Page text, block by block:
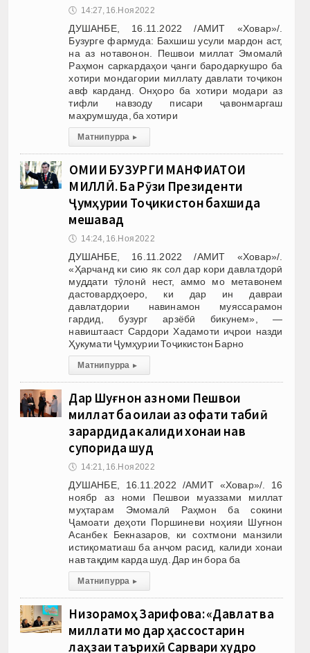
🕔 14:27, 16.Ноя 2022
ДУШАНБЕ, 16.11.2022 /АМИТ «Ховар»/.
Бузурге фармуда: Бахшиш усули мардон аст,
на аз нотавонон. Пешвои миллат Эмомалӣ
Раҳмон саркардаҳои ҷанги бародаркушро ба
хотири мондагории миллату давлати тоҷикон
авф карданд. Онҳоро ба хотири модари аз
тифли навзоду писари ҷавонмаргаш
маҳрумшуда, ба хотири
Матни пурра ▸
ҲОМИИ БУЗУРГИ МАНФИАТҲОИ
МИЛЛӢ. Ба Рӯзи Президенти
Ҷумҳурии Тоҷикистон бахшида
мешавад
🕔 14:24, 16.Ноя 2022
ДУШАНБЕ, 16.11.2022 /АМИТ «Ховар»/.
«Ҳарчанд ки сию як сол дар кори давлатдорӣ
муддати тӯлонӣ нест, аммо мо метавонем
дастовардҳоеро, ки дар ин давраи
давлатдории навинамон муяссарамон
гардид, бузург арзёбӣ бикунем», —
навиштааст Сардори Хадамоти иҷрои назди
Ҳукумати Ҷумҳурии Тоҷикистон Барно
Матни пурра ▸
Дар Шуғнон аз номи Пешвои
миллат ба оилаи аз офати табиӣ
зарардида калиди хонаи нав
супорида шуд
🕔 14:21, 16.Ноя 2022
ДУШАНБЕ, 16.11.2022 /АМИТ «Ховар»/. 16
ноябр аз номи Пешвои муаззами миллат
муҳтарам Эмомалӣ Раҳмон ба сокини
Ҷамоати деҳоти Поршиневи ноҳияи Шуғнон
Асанбек Бекназаров, ки сохтмони манзили
истиқоматиаш ба анҷом расид, калиди хонаи
нав тақдим карда шуд. Дар ин бора ба
Матни пурра ▸
Низорамоҳ Зарифова: «Давлат ва
миллати мо дар ҳассостарин
лаҳзаи таърихӣ Сарвари худро